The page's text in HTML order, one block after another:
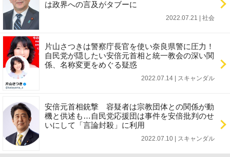
は政界への言及がタブーに
2022.07.21 | 社会
片山さつきは警察庁長官を使い奈良県警に圧力！
自民党が隠したい安倍元首相と統一教会の深い関
係、名称変更をめぐる疑惑
2022.07.14 | スキャンダル
安倍元首相銃撃 容疑者は宗教団体との関係が動
機と供述も…自民党応援団は事件を安倍批判のせ
いにして「言論封殺」に利用
2022.07.10 | スキャンダル